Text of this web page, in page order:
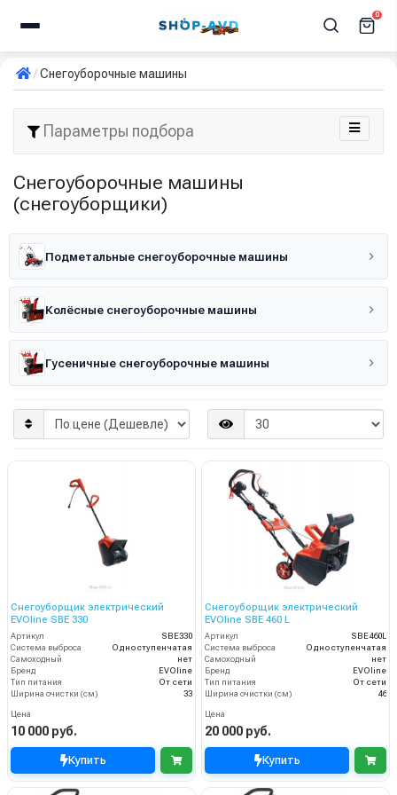
0
Снегоуборочные машины
Параметры подбора
Снегоуборочные машины
(снегоуборщики)
Подметальные снегоуборочные машины
Колёсные снегоуборочные машины
Гусеничные снегоуборочные машины
Снегоуборщик электрический
EVOline SBE 330
Артикул
SBE330
Система выброса
Одноступенчатая
Самоходный
нет
Бренд
EVOline
Тип питания
От сети
Ширина очистки (см)
33
Цена
10 000 руб.
Купить
Снегоуборщик электрический
EVOline SBE 460 L
Артикул
SBE460L
Система выброса
Одноступенчатая
Самоходный
нет
Бренд
EVOline
Тип питания
От сети
Ширина очистки (см)
46
Цена
20 000 руб.
Купить